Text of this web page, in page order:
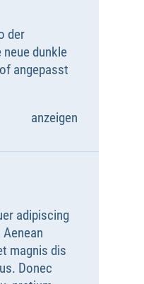
der
neue dunkle
angepasst
anzeigen
adipiscing
magnis dis
Donec